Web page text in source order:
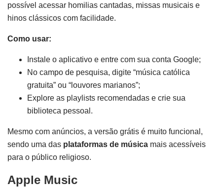
possível acessar homilias cantadas, missas musicais e
hinos clássicos com facilidade.
Como usar:
Instale o aplicativo e entre com sua conta Google;
No campo de pesquisa, digite “música católica
gratuita” ou “louvores marianos”;
Explore as playlists recomendadas e crie sua
biblioteca pessoal.
Mesmo com anúncios, a versão grátis é muito funcional,
sendo uma das plataformas de música mais acessíveis
para o público religioso.
Apple Music